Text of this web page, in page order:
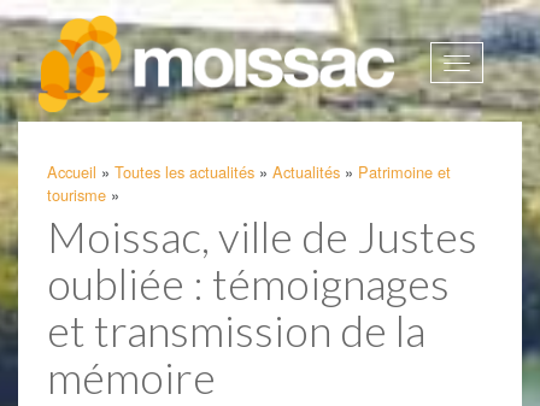
Afficher
la
Accueil » Toutes les actualités » Actualités » Patrimoine et
tourisme »
Moissac, ville de Justes
oubliée : témoignages
et transmission de la
mémoire